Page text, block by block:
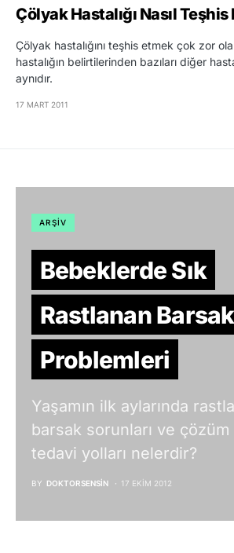
Çölyak Hastalığı Nasıl Teşhis
Çölyak hastalığını teşhis etmek çok zor
hastalığın belirtilerinden bazıları diğer
aynıdır.
17 MART 2011
ARŞIV
Bebeklerde Sık
Rastlanan Barsak
Problemleri
Yaşamın ilk aylarında
barsak sorunları ve
tedavi yolları nelerdir?
BY DOKTORSENSIN 17 EKIM 2012